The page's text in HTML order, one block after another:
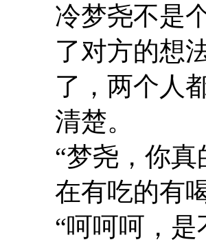
冷梦尧不是
了对方的想
了，两个人
清楚。
“梦尧，你
在有吃的有
“呵呵呵，